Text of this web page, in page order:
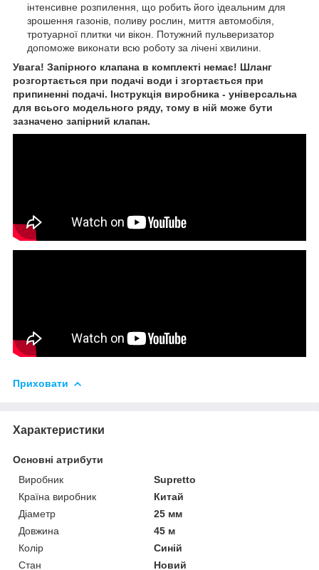
інтенсивне розпилення, що робить його ідеальним для
зрошення газонів, поливу рослин, миття автомобіля,
тротуарної плитки чи вікон. Потужний пульверизатор
допоможе виконати всю роботу за лічені хвилини.
Увага! Запірного клапана в комплекті немає! Шланг
розгортається при подачі води і згортається при
припиненні подачі. Інструкція виробника - універсальна
для всього модельного ряду, тому в ній може бути
зазначено запірний клапан.
Приховати
Характеристики
Основні атрибути
Виробник
Supretto
Країна виробник
Китай
Діаметр
25 мм
Довжина
45 м
Колір
Синій
Стан
Новий